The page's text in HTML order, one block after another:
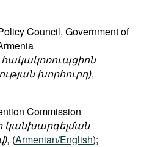
Council, Government of
խորհուրդ),
Commission
կանխարգելման
(Armenian/English);